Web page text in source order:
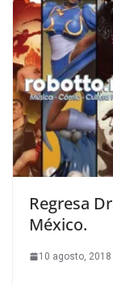
Regresa
México.
10 agosto, 2018